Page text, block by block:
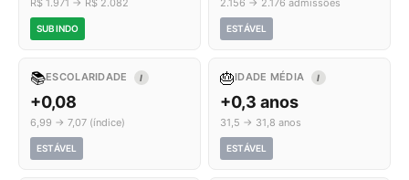
R$ 1.971 → R$ 2.082
SUBINDO
2.156 → 2.176 admissões
ESTÁVEL
📚ESCOLARIDADE I
+0,08
6,99 → 7,07 (índice)
ESTÁVEL
🎂IDADE MÉDIA I
+0,3 anos
31,5 → 31,8 anos
ESTÁVEL